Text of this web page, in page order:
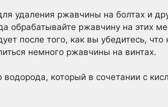
удаления ржавчины на болтах и
обрабатывайте ржавчину на этих
после того, как вы убедитесь, что
немного ржавчины на винтах.
который в сочетании с